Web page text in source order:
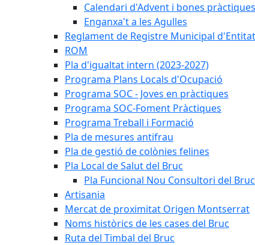
Calendari d'Advent i bones pràctiques
Enganxa't a les Agulles
Reglament de Registre Municipal
ROM
Pla d'igualtat intern (2023-2027)
Programa Plans Locals d'Ocupació
Programa SOC - Joves en pràctiques
Programa SOC-Foment Pràctiques
Programa Treball i Formació
Pla de mesures antifrau
Pla de gestió de colònies felines
Pla Local de Salut del Bruc
Pla Funcional Nou Consultori del Bruc
Artisania
Mercat de proximitat Origen Montserrat
Noms històrics de les cases del Bruc
Ruta del Timbal del Bruc